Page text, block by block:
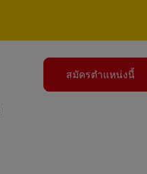
สมัครตำแหน่งนี้